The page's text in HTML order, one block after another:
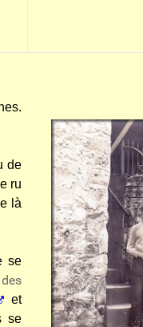
de
ru
là
se
et
se